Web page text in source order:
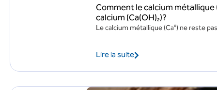
Comment le calcium
calcium (Ca(OH)₂)?
Le calcium métallique (Ca⁰) ne reste
Lire la suite